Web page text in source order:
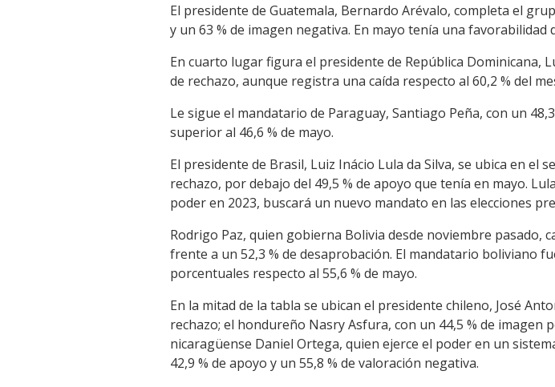
El presidente de Guatemala, Bernardo Arévalo, completa el
y un 63 % de imagen negativa. En mayo tenía una favorabilidad
En cuarto lugar figura el presidente de República Dominicana,
de rechazo, aunque registra una caída respecto al 60,2 % del
Le sigue el mandatario de Paraguay, Santiago Peña, con un
superior al 46,6 % de mayo.
El presidente de Brasil, Luiz Inácio Lula da Silva, se ubica en el
rechazo, por debajo del 49,5 % de apoyo que tenía en mayo.
poder en 2023, buscará un nuevo mandato en las elecciones
Rodrigo Paz, quien gobierna Bolivia desde noviembre pasado,
frente a un 52,3 % de desaprobación. El mandatario boliviano
porcentuales respecto al 55,6 % de mayo.
En la mitad de la tabla se ubican el presidente chileno, José
rechazo; el hondureño Nasry Asfura, con un 44,5 % de imagen
nicaragüense Daniel Ortega, quien ejerce el poder en un
42,9 % de apoyo y un 55,8 % de valoración negativa.